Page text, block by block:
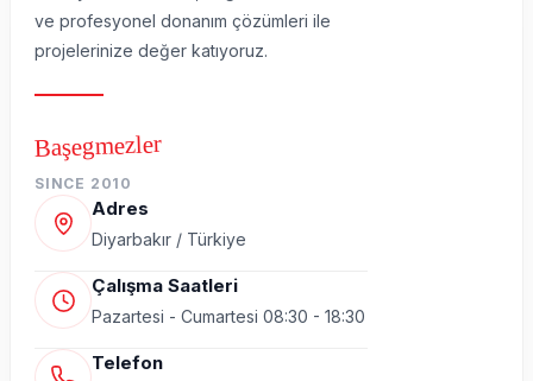
ve profesyonel donanım çözümleri ile
projelerinize değer katıyoruz.
Başegmezler
SINCE 2010
Adres
Diyarbakır / Türkiye
Çalışma Saatleri
Pazartesi - Cumartesi 08:30 - 18:30
Telefon